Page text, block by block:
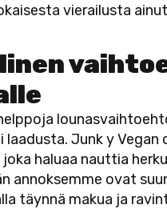
vierailusta
Junk y Vegan
haluaa nauttia
annoksemme ovat
täynnä makua ja